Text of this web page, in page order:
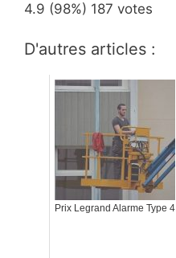
4.9 (98%) 187 votes
D'autres articles :
Prix Legrand Alarme Type 4